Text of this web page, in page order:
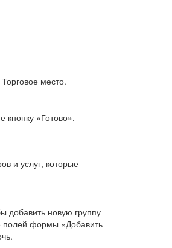
место.
«Готово».
и услуг, которые
добавить новую группу
полей формы «Добавить